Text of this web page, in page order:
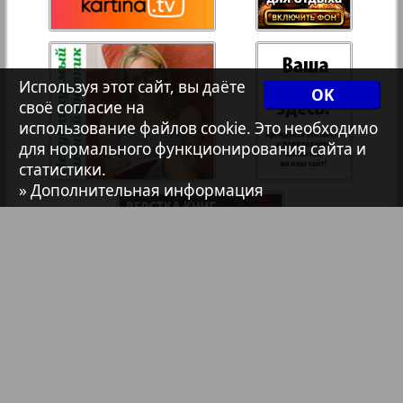
41
7плюс7я
Авангард
АйБолит
Акцент
OK
Используя этот сайт, вы даёте
своё согласие на
использование файлов cookie. Это необходимо
для нормального функционирования сайта и
статистики.
» Дополнительная информация